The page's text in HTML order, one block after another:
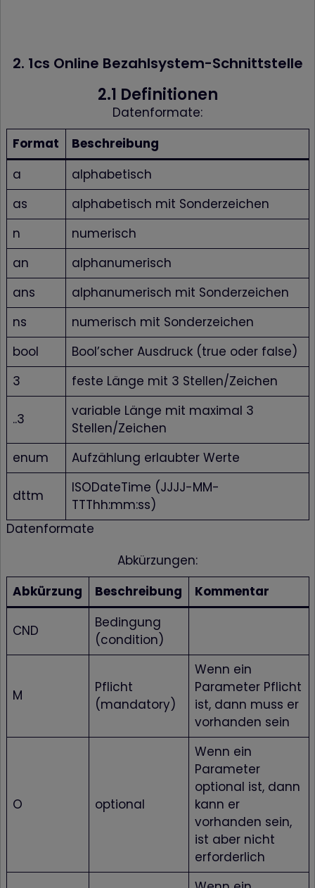
2. 1cs Online Bezahlsystem-Schnittstelle
2.1 Definitionen
Datenformate:
Format
Beschreibung
a
alphabetisch
as
alphabetisch mit Sonderzeichen
n
numerisch
an
alphanumerisch
ans
alphanumerisch mit Sonderzeichen
ns
numerisch mit Sonderzeichen
bool
Bool’scher Ausdruck (true oder false)
3
feste Länge mit 3 Stellen/Zeichen
..3
variable Länge mit maximal 3
Stellen/Zeichen
enum
Aufzählung erlaubter Werte
dttm
ISODateTime (JJJJ-MM-
TTThh:mm:ss)
Datenformate
Abkürzungen:
Abkürzung
Beschreibung Kommentar
CND
Bedingung
(condition)
M
Pflicht
(mandatory)
Wenn ein
Parameter Pflicht
ist, dann muss er
vorhanden sein
O optional
Wenn ein
Parameter
optional ist, dann
kann er
vorhanden sein,
ist aber nicht
erforderlich